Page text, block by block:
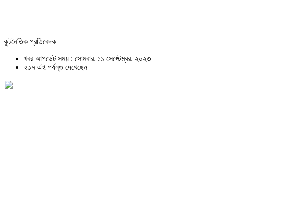
কূটনৈতিক প্রতিবেদক
খবর আপডেট সময় : সোমবার, ১১ সেপ্টেম্বর, ২০২৩
২১৭ এই পর্যন্ত দেখেছেন